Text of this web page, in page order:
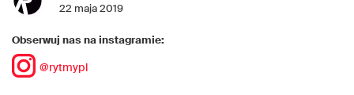
22 maja 2019
Obserwuj nas na instagramie:
@rytmypl